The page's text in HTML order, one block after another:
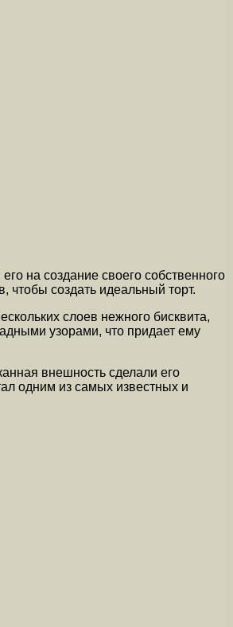
на создание своего собственного
чтобы создать идеальный торт.
слоев нежного бисквита,
узорами, что придает ему
внешность сделали его
одним из самых известных и